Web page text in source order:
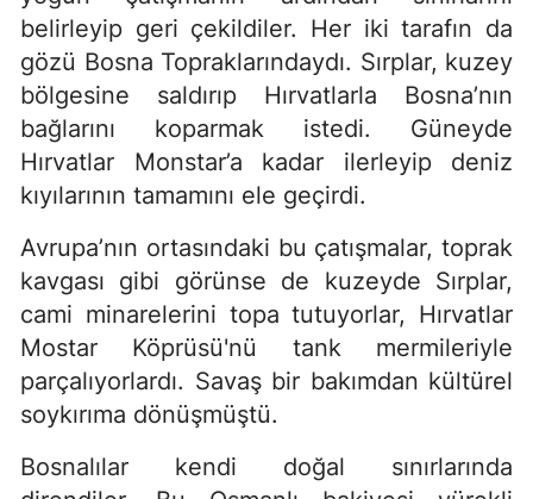
belirleyip geri çekildiler. Her iki tarafın da
gözü Bosna Topraklarındaydı. Sırplar, kuzey
bölgesine saldırıp Hırvatlarla Bosna’nın
bağlarını koparmak istedi. Güneyde
Hırvatlar Monstar’a kadar ilerleyip deniz
kıyılarının tamamını ele geçirdi.
Avrupa’nın ortasındaki bu çatışmalar, toprak
kavgası gibi görünse de kuzeyde Sırplar,
cami minarelerini topa tutuyorlar, Hırvatlar
Mostar Köprüsü'nü tank mermileriyle
parçalıyorlardı. Savaş bir bakımdan kültürel
soykırıma dönüşmüştü.
Bosnalılar kendi doğal sınırlarında